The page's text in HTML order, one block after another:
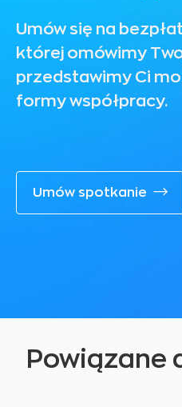
Umów się na
której omówimy
przedstawimy Ci
formy współpracy.
Umów spotkanie
Powiązane